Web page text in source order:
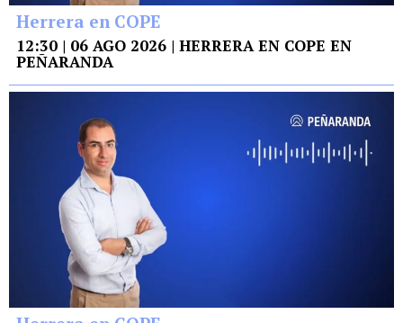
Herrera en COPE
12:30 | 06 AGO 2026 | HERRERA EN COPE EN
PEÑARANDA